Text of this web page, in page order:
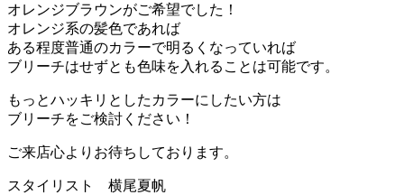
オレンジブラウンがご希望でした！
オレンジ系の髪色であれば
ある程度普通のカラーで明るくなっていれば
ブリーチはせずとも色味を入れることは可能です。
もっとハッキリとしたカラーにしたい方は
ブリーチをご検討ください！
ご来店心よりお待ちしております。
スタイリスト 横尾夏帆